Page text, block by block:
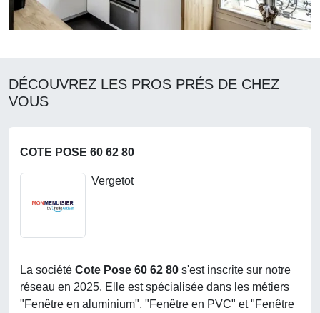
DÉCOUVREZ LES PROS PRÉS DE CHEZ
VOUS
COTE POSE 60 62 80
Vergetot
La société Cote Pose 60 62 80 s'est inscrite sur notre
réseau en 2025. Elle est spécialisée dans les métiers
"Fenêtre en aluminium", "Fenêtre en PVC" et "Fenêtre